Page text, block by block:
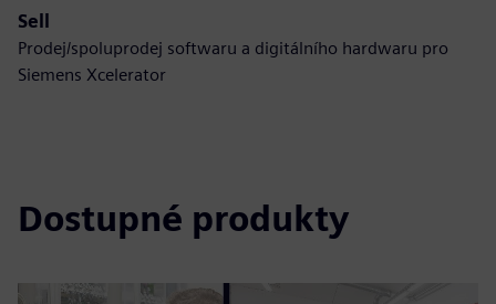
Sell
Prodej/spoluprodej softwaru a digitálního hardwaru pro
Siemens Xcelerator
Dostupné produkty